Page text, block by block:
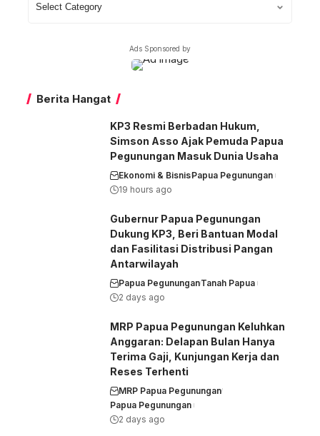
Ads Sponsored by
Berita Hangat
KP3 Resmi Berbadan Hukum,
Simson Asso Ajak Pemuda Papua
Pegunungan Masuk Dunia Usaha
Ekonomi & BisnisPapua Pegunungan
19 hours ago
Gubernur Papua Pegunungan
Dukung KP3, Beri Bantuan Modal
dan Fasilitasi Distribusi Pangan
Antarwilayah
Papua PegununganTanah Papua
2 days ago
MRP Papua Pegunungan Keluhkan
Anggaran: Delapan Bulan Hanya
Terima Gaji, Kunjungan Kerja dan
Reses Terhenti
MRP Papua Pegunungan
Papua Pegunungan
2 days ago